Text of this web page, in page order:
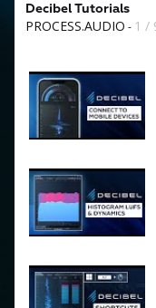
Decibel Tutorials
PROCESS.AUDIO - 1 /